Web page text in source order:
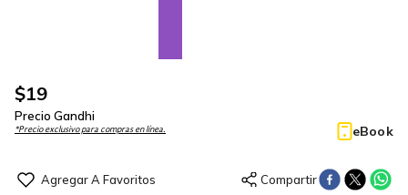
$19
Precio Gandhi
*Precio exclusivo para compras en línea. eBook